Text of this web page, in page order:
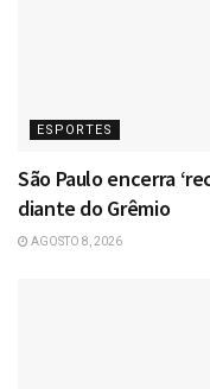
ESPORTES
São Paulo encerra
diante do Grêmio
AGOSTO 8, 2026